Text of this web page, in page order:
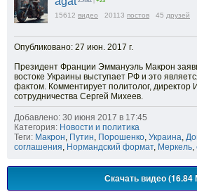
15612 видео 20113 постов 45 друзей
Опубликовано: 27 июн. 2017 г.
Президент Франции Эммануэль Макрон
востоке Украины выступает РФ и это
фактом. Комментирует политолог, директор
сотрудничества Сергей Михеев.
Добавлено: 30 июня 2017 в 17:45
Категория: Новости и политика
Теги: Макрон, Путин, Порошенко, Украина,
соглашения, Нормандский формат, Меркель,
Скачать видео (16.84